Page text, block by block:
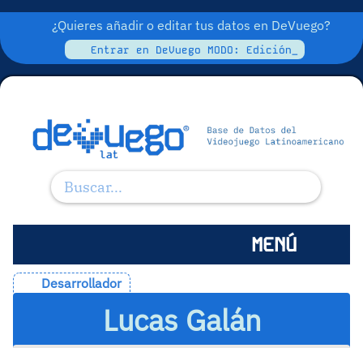
¿Quieres añadir o editar tus datos en DeVuego?
Entrar en DeVuego MODO: Edición_
MENÚ
Desarrollador
Lucas Galán